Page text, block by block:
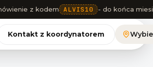
z kodem ALVIS10 - do końca
Kontakt z koordynatorem